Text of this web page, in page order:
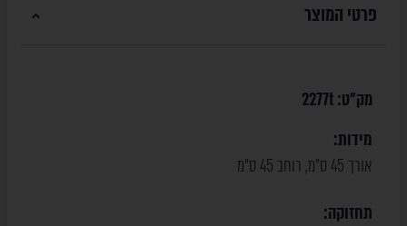
פרטי המוצר
מק"ט:2277t
מידות:
אורך 45 ס"מ, רוחב 45 ס"מ
תחזוקה: